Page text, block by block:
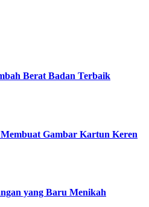
Berat Badan Terbaik
Gambar Kartun Keren
yang Baru Menikah